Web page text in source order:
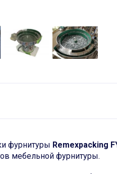
фурнитуры Remexpacking
мебельной фурнитуры.